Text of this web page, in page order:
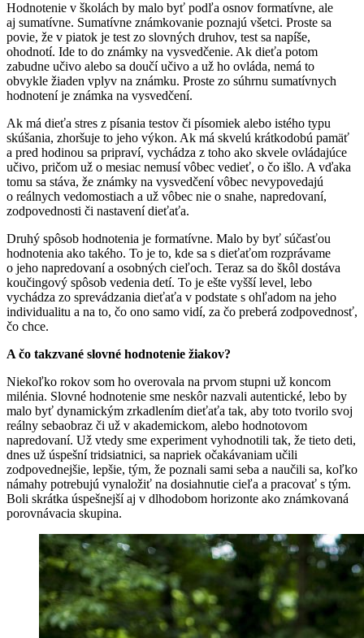
Hodnotenie v školách by malo byť podľa osnov formatívne, ale
aj sumatívne. Sumatívne známkovanie poznajú všetci. Proste sa
povie, že v piatok je test zo slovných druhov, test sa napíše,
ohodnotí. Ide to do známky na vysvedčenie. Ak dieťa potom
zabudne učivo alebo sa doučí učivo a už ho ovláda, nemá to
obvykle žiaden vplyv na známku. Proste zo súhrnu sumatívnych
hodnotení je známka na vysvedčení.
Ak má dieťa stres z písania testov či písomiek alebo istého typu
skúšania, zhoršuje to jeho výkon. Ak má skvelú krátkodobú pamäť
a pred hodinou sa pripraví, vychádza z toho ako skvele ovládajúce
učivo, pričom už o mesiac nemusí vôbec vedieť, o čo išlo. A vďaka
tomu sa stáva, že známky na vysvedčení vôbec nevypovedajú
o reálnych vedomostiach a už vôbec nie o snahe, napredovaní,
zodpovednosti či nastavení dieťaťa.
Druhý spôsob hodnotenia je formatívne. Malo by byť súčasťou
hodnotenia ako takého. To je to, kde sa s dieťaťom rozprávame
o jeho napredovaní a osobných cieľoch. Teraz sa do škôl dostáva
koučingový spôsob vedenia detí. To je ešte vyšší level, lebo
vychádza zo sprevádzania dieťaťa v podstate s ohľadom na jeho
individualitu a na to, čo ono samo vidí, za čo preberá zodpovednosť,
čo chce.
A čo takzvané slovné hodnotenie žiakov?
Niekoľko rokov som ho overovala na prvom stupni už koncom
milénia. Slovné hodnotenie sme neskôr nazvali autentické, lebo by
malo byť dynamickým zrkadlením dieťaťa tak, aby toto tvorilo svoj
reálny sebaobraz či už v akademickom, alebo hodnotovom
napredovaní. Už vtedy sme experiment vyhodnotili tak, že tieto deti,
dnes už úspešní tridsiatnici, sa napriek očakávaniam učili
zodpovednejšie, lepšie, tým, že poznali sami seba a naučili sa, koľko
námahy potrebujú vynaložiť na dosiahnutie cieľa a pracovať s tým.
Boli skrátka úspešnejší aj v dlhodobom horizonte ako známkovaná
porovnávacia skupina.